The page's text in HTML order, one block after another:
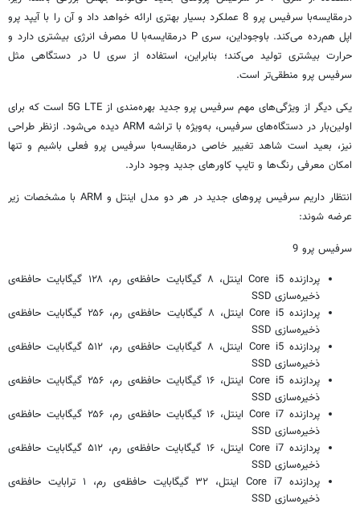
درمقایسه‌با سرفیس پرو 8 عملکرد بسیار بهتری ارائه خواهد داد و آن را با آیپد پرو
اپل هم‌رده می‌کند. باوجوداین، سری P درمقایسه‌با U مصرف انرژی بیشتری دارد و
حرارت بیشتری تولید می‌کند؛ بنابراین، استفاده از سری U در دستگاهی مثل
سرفیس پرو منطقی‌تر است.
یکی دیگر از ویژگی‌های مهم سرفیس پرو جدید بهره‌مندی از 5G LTE است که برای
اولین‌بار در دستگاه‌های سرفیس، به‌ویژه با تراشه ARM دیده می‌شود. ازنظر طراحی
نیز، بعید است شاهد تغییر خاصی درمقایسه‌با سرفیس پرو فعلی باشیم و تنها
امکان معرفی رنگ‌ها و تایپ کاورهای جدید وجود دارد.
انتظار داریم سرفیس پروهای جدید در هر دو مدل اینتل و ARM با مشخصات زیر
عرضه شوند:
سرفیس پرو 9
پردازنده Core i5 اینتل، ۸ گیگابایت حافظه‌ی رم، ۱۲۸ گیگابایت حافظه‌ی
ذخیره‌سازی SSD
پردازنده Core i5 اینتل، ۸ گیگابایت حافظه‌ی رم، ۲۵۶ گیگابایت حافظه‌ی
ذخیره‌سازی SSD
پردازنده Core i5 اینتل، ۸ گیگابایت حافظه‌ی رم، ۵۱۲ گیگابایت حافظه‌ی
ذخیره‌سازی SSD
پردازنده Core i5 اینتل، ۱۶ گیگابایت حافظه‌ی رم، ۲۵۶ گیگابایت حافظه‌ی
ذخیره‌سازی SSD
پردازنده Core i7 اینتل، ۱۶ گیگابایت حافظه‌ی رم، ۲۵۶ گیگابایت حافظه‌ی
ذخیره‌سازی SSD
پردازنده Core i7 اینتل، ۱۶ گیگابایت حافظه‌ی رم، ۵۱۲ گیگابایت حافظه‌ی
ذخیره‌سازی SSD
پردازنده Core i7 اینتل، ۳۲ گیگابایت حافظه‌ی رم، ۱ ترابایت حافظه‌ی
ذخیره‌سازی SSD